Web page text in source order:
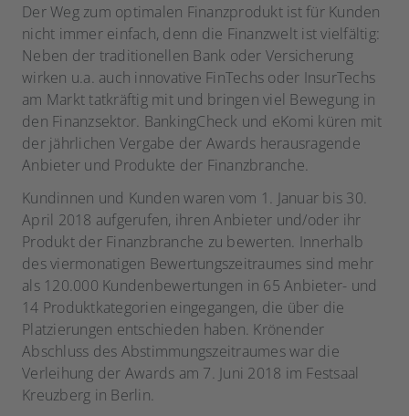
Der Weg zum optimalen Finanzprodukt ist für Kunden
nicht immer einfach, denn die Finanzwelt ist vielfältig:
Neben der traditionellen Bank oder Versicherung
wirken u.a. auch innovative FinTechs oder InsurTechs
am Markt tatkräftig mit und bringen viel Bewegung in
den Finanzsektor. BankingCheck und eKomi küren mit
der jährlichen Vergabe der Awards herausragende
Anbieter und Produkte der Finanzbranche.
Kundinnen und Kunden waren vom 1. Januar bis 30.
April 2018 aufgerufen, ihren Anbieter und/oder ihr
Produkt der Finanzbranche zu bewerten. Innerhalb
des viermonatigen Bewertungszeitraumes sind mehr
als 120.000 Kundenbewertungen in 65 Anbieter- und
14 Produktkategorien eingegangen, die über die
Platzierungen entschieden haben. Krönender
Abschluss des Abstimmungszeitraumes war die
Verleihung der Awards am 7. Juni 2018 im Festsaal
Kreuzberg in Berlin.